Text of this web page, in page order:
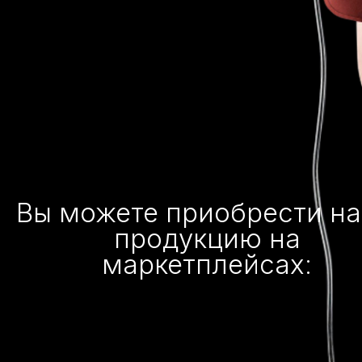
Вы можете приобрести
продукцию на
маркетплейсах: